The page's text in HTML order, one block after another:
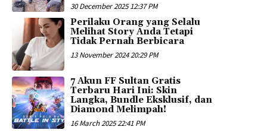
30 December 2025 12:37 PM
Perilaku Orang yang Selalu
Melihat Story Anda Tetapi
Tidak Pernah Berbicara
13 November 2024 20:29 PM
7 Akun FF Sultan Gratis
Terbaru Hari Ini: Skin
Langka, Bundle Eksklusif, dan
Diamond Melimpah!
16 March 2025 22:41 PM